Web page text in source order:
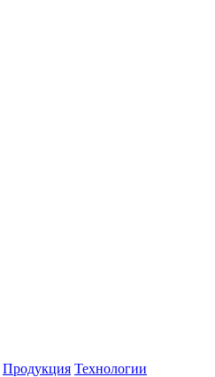
Продукция Технологии